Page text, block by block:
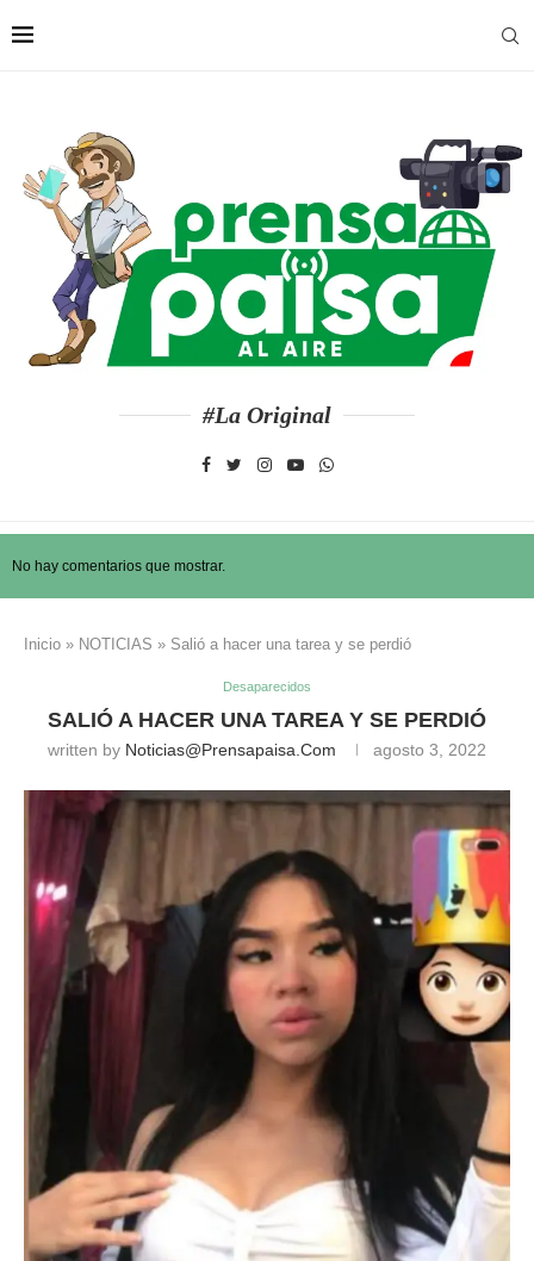
#La Original
No hay comentarios que mostrar.
Inicio » NOTICIAS » Salió a hacer una tarea y se perdió
Desaparecidos
SALIÓ A HACER UNA TAREA Y SE PERDIÓ
written by Noticias@prensapaisa.com agosto 3, 2022